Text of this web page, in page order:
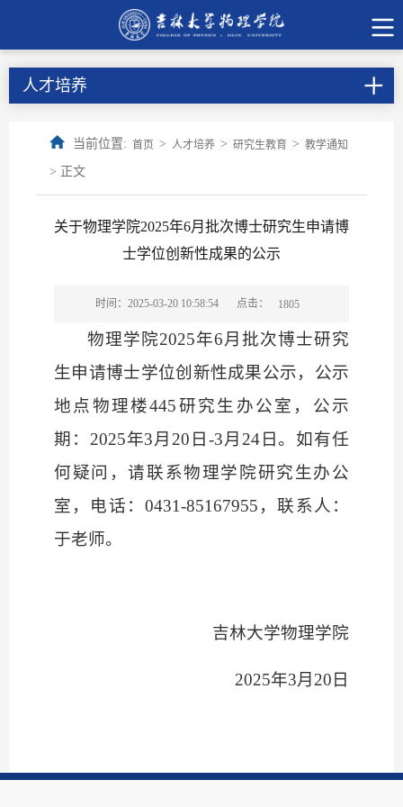
人才培养
当前位置: 首页 > 人才培养 > 研究生教育 > 教学通知
> 正文
关于物理学院2025年6月批次博士研究生申请博
士学位创新性成果的公示
时间：2025-03-20 10:58:54 点击： 1805
物理学院2025年6月批次博士研究
生申请博士学位创新性成果公示，公示
地点物理楼445研究生办公室，公示
期： 2025年3月 20 日 -3月 24日。如有任
何疑问，请联系物理学院研究生办公
室，电话： 0431-85167955 ，联系人：
于老师。
吉林大学物理学院
2025年3月 20 日